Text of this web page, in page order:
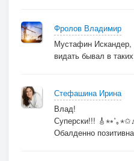
Фролов Владимир
Мустафин Искандер,
видать бывал в
Стефашина Ирина
Влад!
Суперски!!! 🎸⋆⭒˚｡
Обалденно